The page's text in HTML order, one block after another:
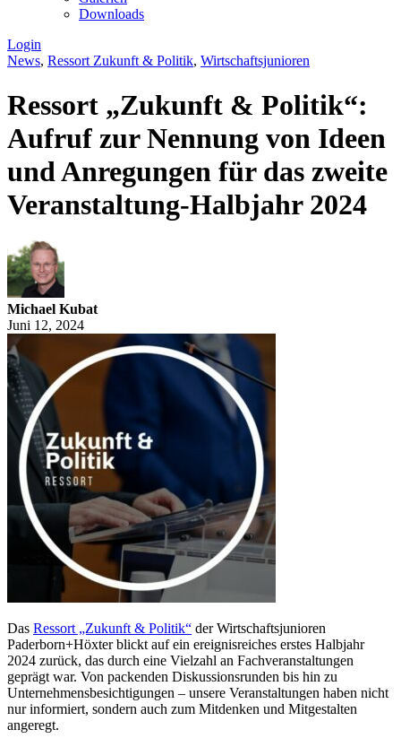
Downloads
Login
News, Ressort Zukunft & Politik, Wirtschaftsjunioren
Ressort „Zukunft & Politik“:
Aufruf zur Nennung von Ideen
und Anregungen für das zweite
Veranstaltung-Halbjahr 2024
Michael Kubat
Juni 12, 2024
Das Ressort „Zukunft & Politik“ der Wirtschaftsjunioren
Paderborn+Höxter blickt auf ein ereignisreiches erstes Halbjahr
2024 zurück, das durch eine Vielzahl an Fachveranstaltungen
geprägt war. Von packenden Diskussionsrunden bis hin zu
Unternehmensbesichtigungen – unsere Veranstaltungen haben nicht
nur informiert, sondern auch zum Mitdenken und Mitgestalten
angeregt.